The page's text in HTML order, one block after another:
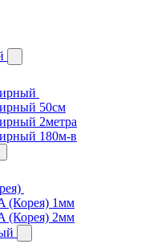
50см
2метра
180м-в
(Корея) 1мм
(Корея) 2мм